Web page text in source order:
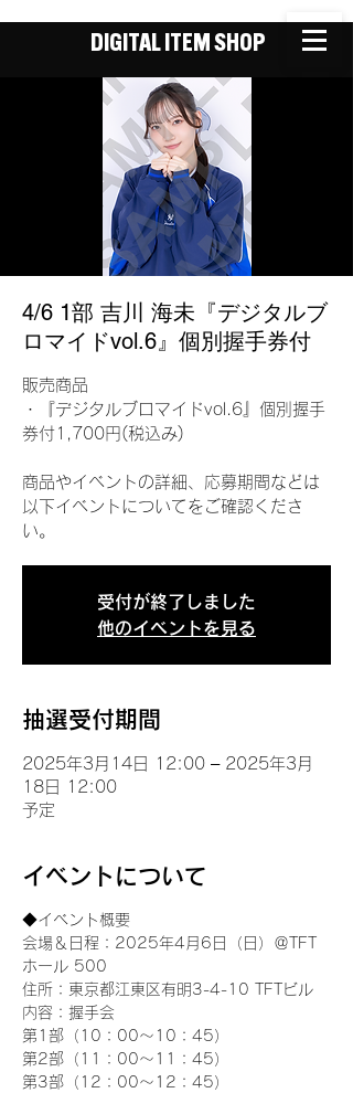
DIGITAL ITEM SHOP
4/6 1部 吉川 海未『デジタルブ
ロマイドvol.6』個別握手券付
販売商品
・『デジタルブロマイドvol.6』個別握手
券付1,700円(税込み)
商品やイベントの詳細、応募期間などは
以下イベントについてをご確認くださ
い。
受付が終了しました
他のイベントを見る
抽選受付期間
2025年3月14日 12:00 – 2025年3月
18日 12:00
予定
イベントについて
◆イベント概要
会場＆日程：2025年4月6日（日）＠TFT
ホール 500
住所：東京都江東区有明3-4-10 TFTビル
内容：握手会
第1部（10：00～10：45）
第2部（11：00～11：45）
第3部（12：00～12：45）